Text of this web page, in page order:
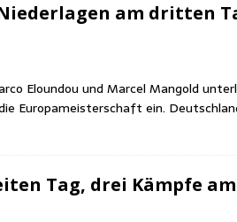
am drit­ten
Eloun­dou und Mar­cel Man­gold
Euro­pa­meis­ter­schaft ein.
Tag, drei Kämp­fe